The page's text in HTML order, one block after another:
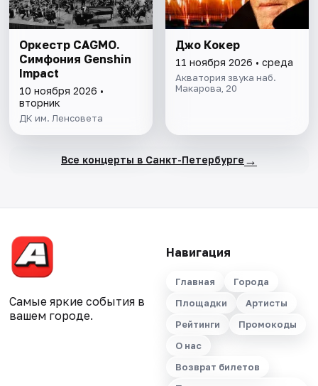
Оркестр CAGMO.
Симфония Genshin
Impact
10 ноября 2026 •
вторник
ДК им. Ленсовета
Джо Кокер
11 ноября 2026 • среда
Акватория звука наб.
Макарова, 20
Все концерты в Санкт-Петербурге →
Самые яркие события в
вашем городе.
Навигация
Главная
Города
Площадки
Артисты
Рейтинги
Промокоды
О нас
Возврат билетов